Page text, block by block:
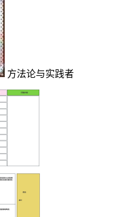
方法论与实践者